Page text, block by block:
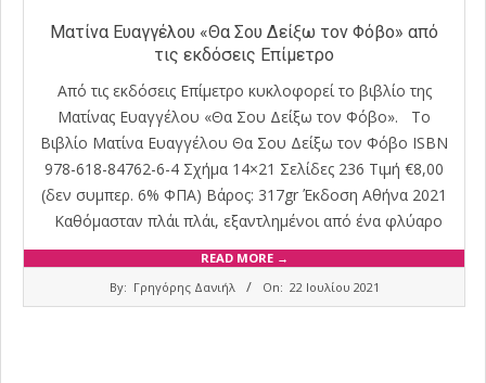
Ματίνα Ευαγγέλου «Θα Σου Δείξω τον Φόβο» από
τις εκδόσεις Επίμετρο
Από τις εκδόσεις Επίμετρο κυκλοφορεί το βιβλίο της
Ματίνας Ευαγγέλου «Θα Σου Δείξω τον Φόβο». Το
Βιβλίο Ματίνα Ευαγγέλου Θα Σου Δείξω τον Φόβο ISBN
978-618-84762-6-4 Σχήμα 14×21 Σελίδες 236 Τιμή €8,00
(δεν συμπερ. 6% ΦΠΑ) Βάρος: 317gr Έκδοση Αθήνα 2021
Καθόμασταν πλάι πλάι, εξαντλημένοι από ένα φλύαρο
READ MORE →
By: Γρηγόρης Δανιήλ On: 22 Ιουλίου 2021